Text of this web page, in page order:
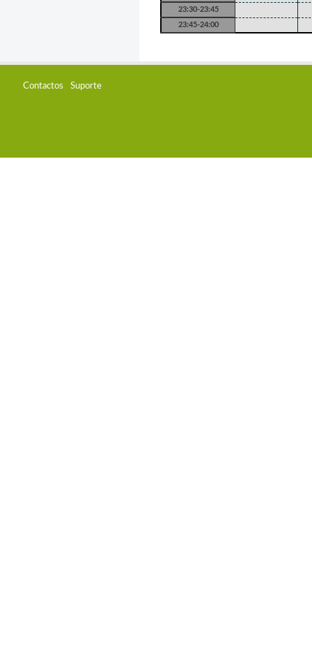
23:30-23:45
23:45-24:00
Contactos Suporte